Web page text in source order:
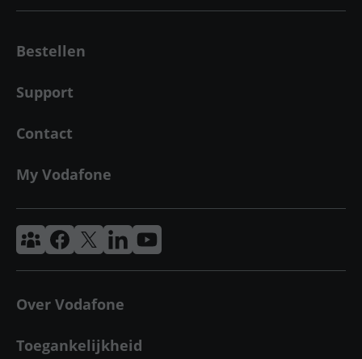
Bestellen
Support
Contact
My Vodafone
Vodafone & Ziggo Community
Vodafone Facebook
Vodafone XVodafoneZiggo LinkedIn
Vodafone YouTube
Over Vodafone
Toegankelijkheid